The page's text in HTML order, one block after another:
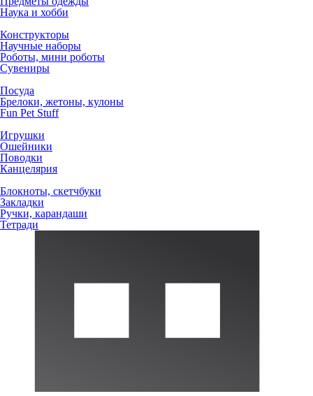
Наука и хобби
Конструкторы
Научные наборы
Роботы, мини роботы
Сувениры
Посуда
Брелоки, жетоны, кулоны
Fun Pet Stuff
Игрушки
Ошейники
Поводки
Канцелярия
Блокноты, скетчбуки
Закладки
Ручки, карандаши
Тетради